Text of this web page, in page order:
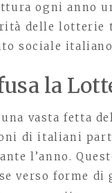
ogni anno
delle lotterie
sociale
la
vasta fetta
di italiani
l’anno.
verso forme